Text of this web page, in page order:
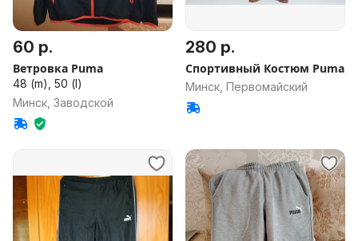
60 р.
Ветровкa Puma
48 (m), 50 (l)
Минск, Заводской
280 р.
Спортивный Костюм Puma
Минск, Первомайский